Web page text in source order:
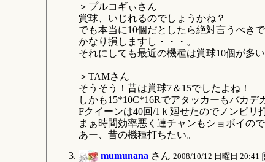
＞プルコギぃさん
賞球、いじれるのでしょうかね？
でも本当に10個だとしたら絶対言うべきで
かなり損しますし・・・。
それにしても最近の機種は賞球10個が多い
＞TAMさん
そうそう！昔は賞球7＆15でしたよね！
しかも15*10C*16Rでアタッカーもバカデ
Fクイーンは40回/1ｋ廻せたのでノンビリ
まぁ時間効率悪く連チャンもショボイの
あー、昔の機種打ちたい。
mumunana さん 2008/10/12 日曜日 20:41